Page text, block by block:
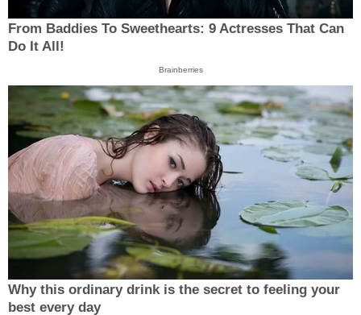
From Baddies To Sweethearts: 9 Actresses That Can
Do It All!
Brainberries
Why this ordinary drink is the secret to feeling your
best every day